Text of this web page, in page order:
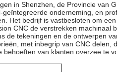
in Shenzhen, de Provincie van
onderneming, en
Het bedrijf is vastbesloten om
CNC de verstrekken machinaal
de tekeningen en de ontwerpen
met inbegrip van CNC delen,
van klanten overzee te